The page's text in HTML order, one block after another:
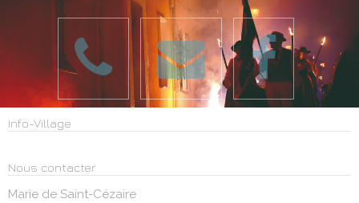
Info-Village
Nous contacter
Marie de Saint-Cézaire